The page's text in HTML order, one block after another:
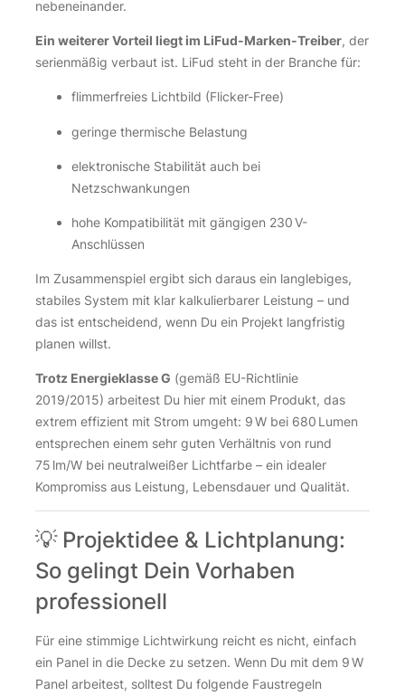
nebeneinander.
Ein weiterer Vorteil liegt im LiFud-Marken-Treiber, der
serienmäßig verbaut ist. LiFud steht in der Branche für:
flimmerfreies Lichtbild (Flicker-Free)
geringe thermische Belastung
elektronische Stabilität auch bei
Netzschwankungen
hohe Kompatibilität mit gängigen 230 V-
Anschlüssen
Im Zusammenspiel ergibt sich daraus ein langlebiges,
stabiles System mit klar kalkulierbarer Leistung – und
das ist entscheidend, wenn Du ein Projekt langfristig
planen willst.
Trotz Energieklasse G (gemäß EU-Richtlinie
2019/2015) arbeitest Du hier mit einem Produkt, das
extrem effizient mit Strom umgeht: 9 W bei 680 Lumen
entsprechen einem sehr guten Verhältnis von rund
75 lm/W bei neutralweißer Lichtfarbe – ein idealer
Kompromiss aus Leistung, Lebensdauer und Qualität.
💡 Projektidee & Lichtplanung:
So gelingt Dein Vorhaben
professionell
Für eine stimmige Lichtwirkung reicht es nicht, einfach
ein Panel in die Decke zu setzen. Wenn Du mit dem 9 W
Panel arbeitest, solltest Du folgende Faustregeln